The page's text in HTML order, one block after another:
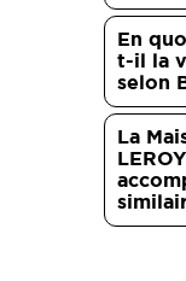
En
t-il la
selon
La